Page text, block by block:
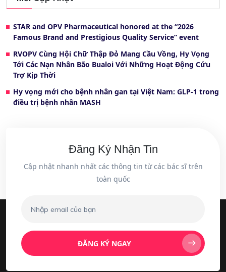
STAR and OPV Pharmaceutical honored at the “2026
Famous Brand and Prestigious Quality Service” event
RVOPV Cùng Hội Chữ Thập Đỏ Mang Cầu Vồng, Hy Vọng
Tới Các Nạn Nhân Bão Bualoi Với Những Hoạt Động Cứu
Trợ Kịp Thời
Hy vọng mới cho bệnh nhân gan tại Việt Nam: GLP-1 trong
điều trị bệnh nhân MASH
Đăng Ký Nhận Tin
Cập nhật nhanh nhất các thông tin từ các bác sĩ trên
toàn quốc
ĐĂNG KÝ NGAY